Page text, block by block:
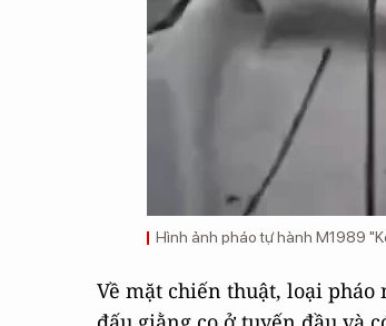
Hình ảnh pháo tự hành M1989
Về mặt chiến thuật, loại